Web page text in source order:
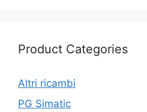
Product Categories
Altri ricambi
PG Simatic